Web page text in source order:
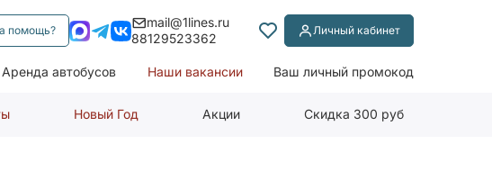
помощь?
mail@1lines.ru
88129523362
Личный кабинет
Аренда автобусов Наши вакансии Ваш личный промокод
Новый Год Акции Скидка 300 руб